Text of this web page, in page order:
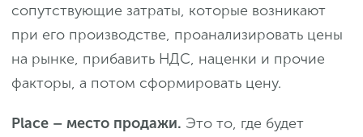
сопутствующие затраты, которые возникают
при его производстве, проанализировать цены
на рынке, прибавить НДС, наценки и прочие
факторы, а потом сформировать цену.
Place – место продажи. Это то, где будет